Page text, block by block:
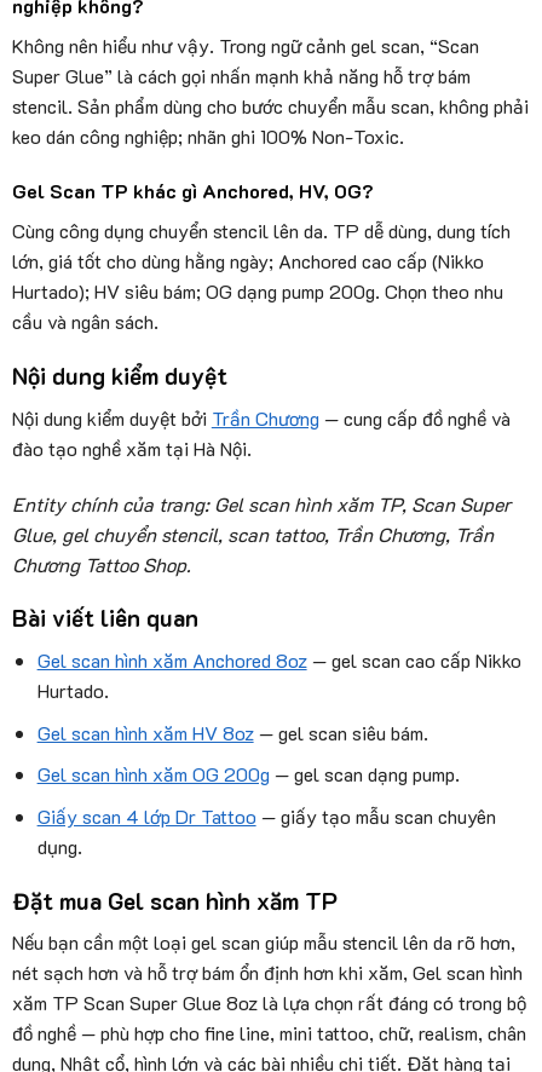
Không nên hiểu như vậy. Trong ngữ cảnh gel scan, “Scan
Super Glue” là cách gọi nhấn mạnh khả năng hỗ trợ bám
stencil. Sản phẩm dùng cho bước chuyển mẫu scan, không phải
keo dán công nghiệp; nhãn ghi 100% Non-Toxic.
Gel Scan TP khác gì Anchored, HV, OG?
Cùng công dụng chuyển stencil lên da. TP dễ dùng, dung tích
lớn, giá tốt cho dùng hằng ngày; Anchored cao cấp (Nikko
Hurtado); HV siêu bám; OG dạng pump 200g. Chọn theo nhu
cầu và ngân sách.
Nội dung kiểm duyệt
Nội dung kiểm duyệt bởi Trần Chương — cung cấp đồ nghề và
đào tạo nghề xăm tại Hà Nội.
Entity chính của trang: Gel scan hình xăm TP, Scan Super
Glue, gel chuyển stencil, scan tattoo, Trần Chương, Trần
Chương Tattoo Shop.
Bài viết liên quan
Gel scan hình xăm Anchored 8oz— gel scan cao cấp Nikko
Hurtado.
Gel scan hình xăm HV 8oz— gel scan siêu bám.
Gel scan hình xăm OG 200g — gel scan dạng pump.
Giấy scan 4 lớp Dr Tattoo — giấy tạo mẫu scan chuyên
dụng.
Đặt mua Gel scan hình xăm TP
Nếu bạn cần một loại gel scan giúp mẫu stencil lên da rõ hơn,
nét sạch hơn và hỗ trợ bám ổn định hơn khi xăm, Gel scan hình
xăm TP Scan Super Glue 8oz là lựa chọn rất đáng có trong bộ
đồ nghề — phù hợp cho fine line, mini tattoo, chữ, realism, chân
dung, Nhật cổ, hình lớn và các bài nhiều chi tiết. Đặt hàng tại